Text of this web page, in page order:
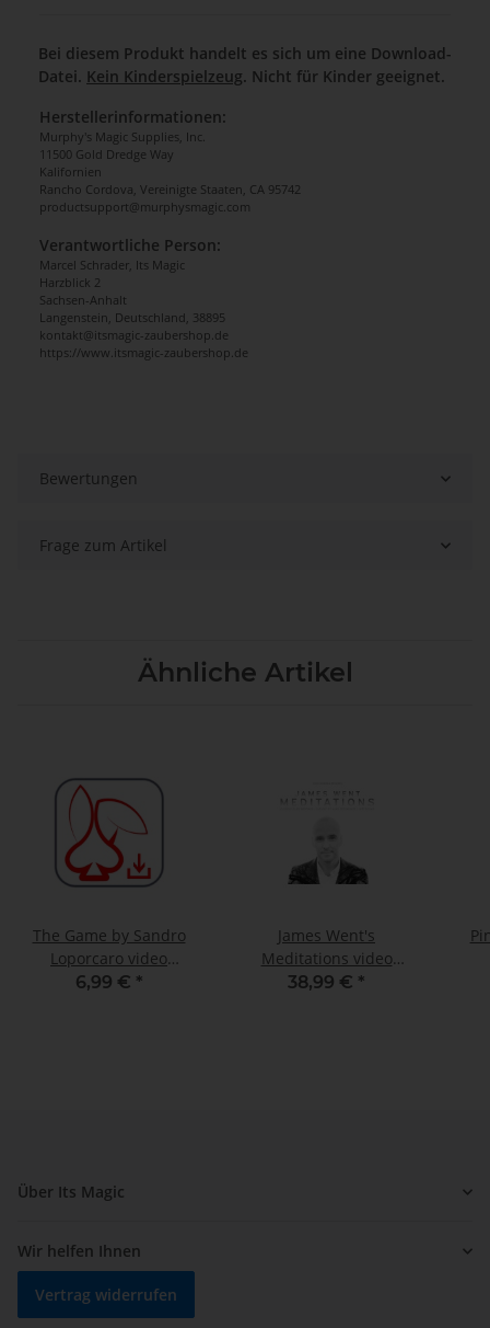
Bei diesem Produkt handelt es sich um eine Download-
Datei. Kein Kinderspielzeug. Nicht für Kinder geeignet.
Herstellerinformationen:
Murphy's Magic Supplies, Inc.
11500 Gold Dredge Way
Kalifornien
Rancho Cordova, Vereinigte Staaten, CA 95742
productsupport@murphysmagic.com
Verantwortliche Person:
Marcel Schrader, Its Magic
Harzblick 2
Sachsen-Anhalt
Langenstein, Deutschland, 38895
kontakt@itsmagic-zaubershop.de
https://www.itsmagic-zaubershop.de
Bewertungen
Frage zum Artikel
Ähnliche Artikel
The Game by Sandro
Loporcaro video
DOWNLOAD
6,99 € *
James Went's
Meditations video
DOWNLOAD
38,99 € *
Über Its Magic
Wir helfen Ihnen
Vertrag widerrufen